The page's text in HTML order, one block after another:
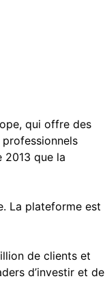
qui offre des
2013 que la
La plateforme est
de clients et
d’investir et de